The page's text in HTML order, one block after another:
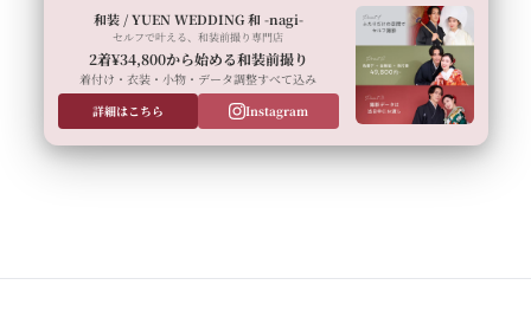
和装 / YUEN WEDDING 和 -nagi-
セルフで叶える、和装前撮り専門店
2着¥34,800から始める和装前撮り
着付け・衣装・小物・データ調整すべて込み
詳細はこちら
Instagram